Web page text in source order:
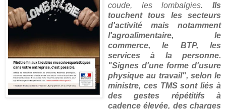
coude, les lombalgies. Ils
touchent tous les secteurs
d'activité mais notamment
l'agroalimentaire, le
commerce, le BTP, les
services à la personne.
"Signes d'une forme d'usure
physique au travail", selon le
ministre, ces TMS sont liés à
des gestes répétitifs à
cadence élevée, des charges